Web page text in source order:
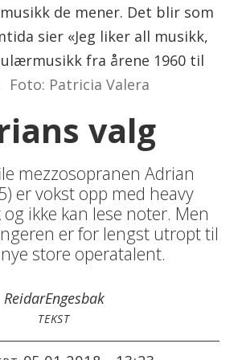
de mener. Det blir som
sier «Jeg liker all musikk,
fra årene 1960 til
Foto: Patricia Valera
valg
mezzosopranen Adrian
er vokst opp med heavy
ikke kan lese noter. Men
er for lengst utropt til
store operatalent.
ReidarEngesbak
TEKST